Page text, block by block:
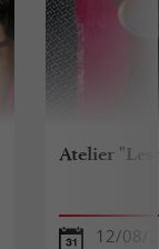
Atelier
12/08/